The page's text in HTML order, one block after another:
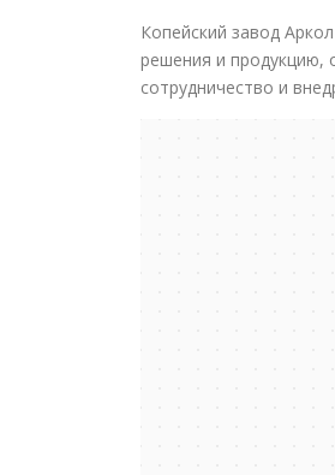
Копейский завод
решения и продукцию,
сотрудничество и